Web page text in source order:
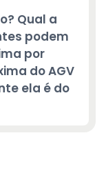
Qual a
podem
por
do AGV
ela é do